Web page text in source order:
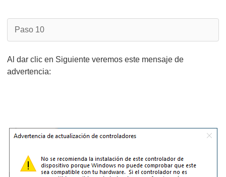
Paso 10
Al dar clic en Siguiente veremos este mensaje de
advertencia: